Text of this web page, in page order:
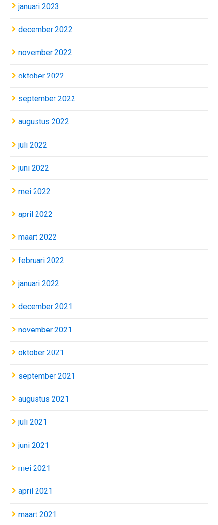
januari 2023
december 2022
november 2022
oktober 2022
september 2022
augustus 2022
juli 2022
juni 2022
mei 2022
april 2022
maart 2022
februari 2022
januari 2022
december 2021
november 2021
oktober 2021
september 2021
augustus 2021
juli 2021
juni 2021
mei 2021
april 2021
maart 2021